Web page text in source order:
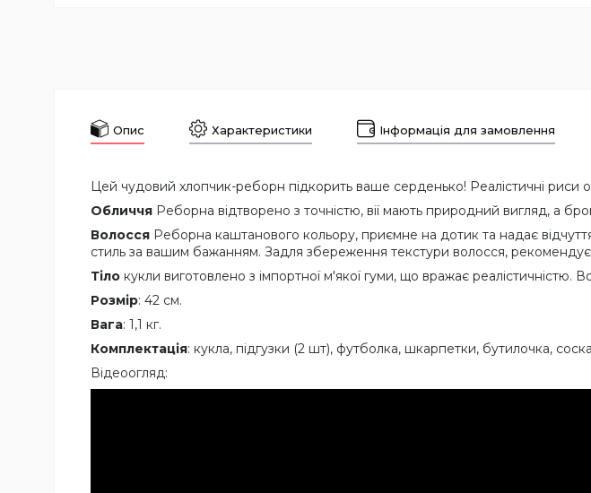
Опис Характеристики Інформація для замовлення
Цей чудовий хлопчик-реборн підкорить ваше серденько! Реалістичні риси
Обличчя Реборна відтворено з точністю, вії мають природний вигляд, а
Волосся Реборна каштанового кольору, приємне на дотик та надає
стиль за вашим бажанням. Задля збереження текстури волосся,
Тіло кукли виготовлено з імпортної м'якої гуми, що вражає
Розмір: 42 см.
Вага: 1,1 кг.
Комплектація: кукла, підгузки (2 шт), футболка, шкарпетки, бутилочка,
Відеоогляд: